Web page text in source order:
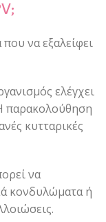
να εξαλείφει
ελέγχει
παρακολούθηση
κυτταρικές
να
κονδυλώματα ή